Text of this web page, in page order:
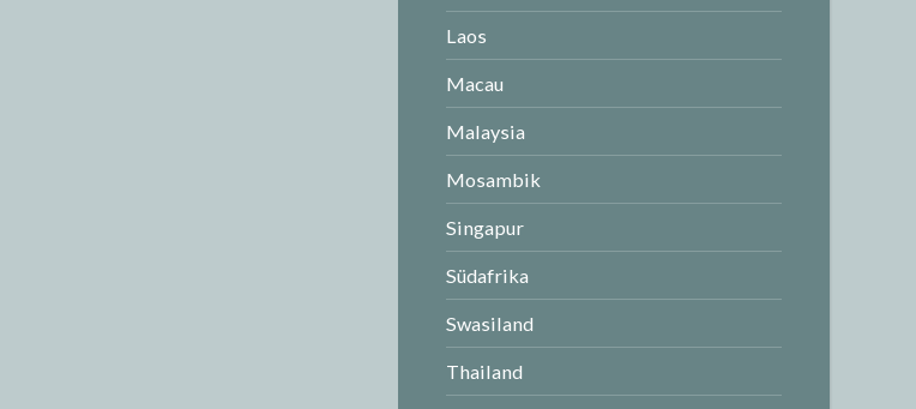
Laos
Macau
Malaysia
Mosambik
Singapur
Südafrika
Swasiland
Thailand